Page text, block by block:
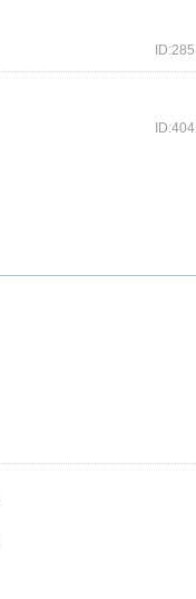
ID:285
ID:404